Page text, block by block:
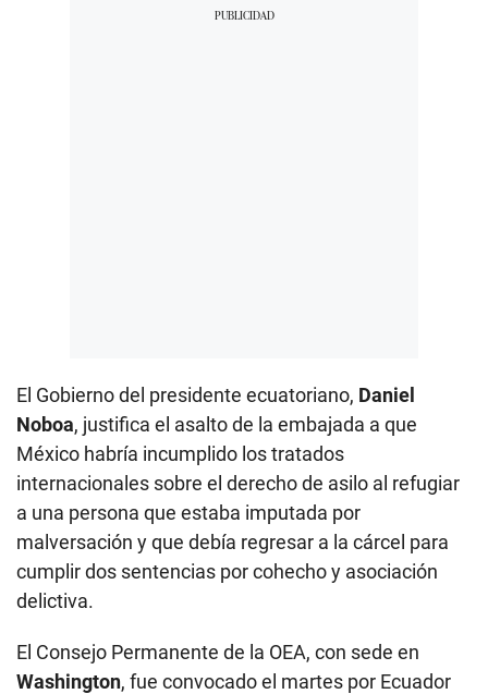
El Gobierno del presidente ecuatoriano, Daniel
Noboa, justifica el asalto de la embajada a que
México habría incumplido los tratados
internacionales sobre el derecho de asilo al refugiar
a una persona que estaba imputada por
malversación y que debía regresar a la cárcel para
cumplir dos sentencias por cohecho y asociación
delictiva.
El Consejo Permanente de la OEA, con sede en
Washington, fue convocado el martes por Ecuador